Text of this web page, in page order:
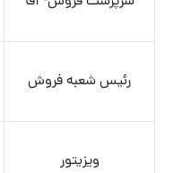
رئیس شعبه فروش
ویزیتور